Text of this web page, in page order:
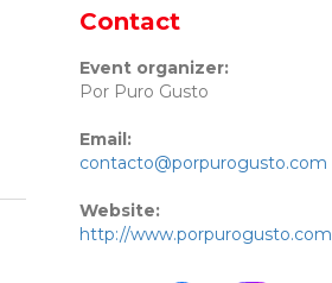
Contact
Event organizer:
Por Puro Gusto
Email:
contacto@porpurogusto.com
Website:
http://www.porpurogusto.com